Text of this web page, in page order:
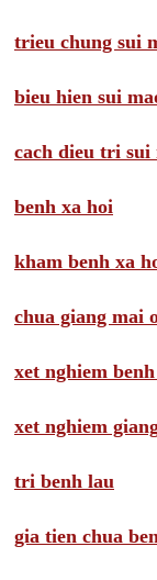
trieu chung sui
bieu hien sui
cach dieu tri sui
benh xa hoi
kham benh xa
chua giang mai
xet nghiem
xet nghiem
tri benh lau
gia tien chua